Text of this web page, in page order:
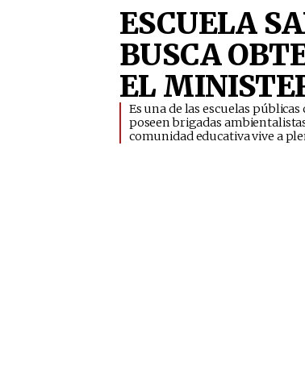
ESCUELA
BUSCA
EL
Es una de las escuelas
poseen brigadas
comunidad educativa vive a